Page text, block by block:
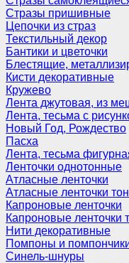
Стразы пришивные
Цепочки из страз
Текстильный декор
Бантики и цветочки
Блестящие,
Кисти декоративные
Кружево
Лента джутовая, из
Лента, тесьма с
Новый Год, Рождество
Пасха
Лента, тесьма
Ленточки однотонные
Атласные ленточки
Атласные ленточки
Капроновые ленточки
Капроновые ленточки
Нити декоративные
Помпоны и
Синель-шнуры